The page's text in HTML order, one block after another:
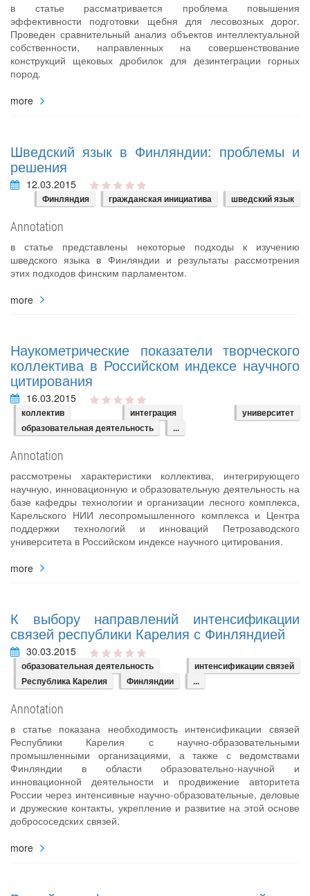
в статье рассматривается проблема повышения
эффективности подготовки щебня для лесовозных дорог.
Проведен сравнительный анализ объектов интеллектуальной
собственности, направленных на совершенствование
конструкций щековых дробилок для дезинтеграции горных
пород.
more
Шведский язык в Финляндии: проблемы и
решения
12.03.2015
Финляндия гражданская инициатива шведский язык
Annotation
в статье представлены некоторые подходы к изучению
шведского языка в Финляндии и результаты рассмотрения
этих подходов финским парламентом.
more
Наукометрические показатели творческого
коллектива в Российском индексе научного
цитирования
16.03.2015
коллектив интеграция
университет
образовательная деятельность
...
Annotation
рассмотрены характеристики коллектива, интегрирующего
научную, инновационную и образовательную деятельность на
базе кафедры технологии и организации лесного комплекса,
Карельского НИИ лесопромышленного комплекса и Центра
поддержки технологий и инноваций Петрозаводского
университета в Российском индексе научного цитирования.
more
К выбору направлений интенсификации
связей республики Карелия с Финляндией
30.03.2015
образовательная деятельность
интенсификации связей
Республика Карелия
Финляндии ...
Annotation
в статье показана необходимость интенсификации связей
Республики Карелия с научно-образовательными
промышленными организациями, а также с ведомствами
Финляндии в области образовательно-научной и
инновационной деятельности и продвижение авторитета
России через интенсивные научно-образовательные, деловые
и дружеские контакты, укрепление и развитие на этой основе
добрососедских связей.
more